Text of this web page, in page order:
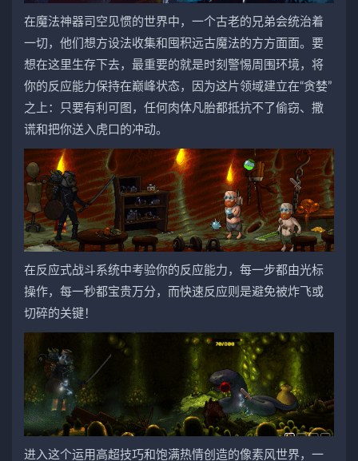
在魔法神器司空见惯的世界中，一个古老的兄弟会统治着
一切，他们想方设法收集和囤积远古魔法的方方面面。要
想在这里生存下去，最重要的就是时刻警惕周围环境，将
你的反应能力保持在巅峰状态，因为这片领域建立在“贪婪”
之上：只要有利可图，任何肉体凡胎都抵抗不了偷窃、撒
谎和把你送入虎口的冲动。
在反应式战斗系统中考验你的反应能力，每一步都由光标
操作，每一秒都宝贵万分，而快速反应则是避免被炸飞或
切碎的关键！
进入这个运用高超技巧和饱满热情创造的像素风世界，一